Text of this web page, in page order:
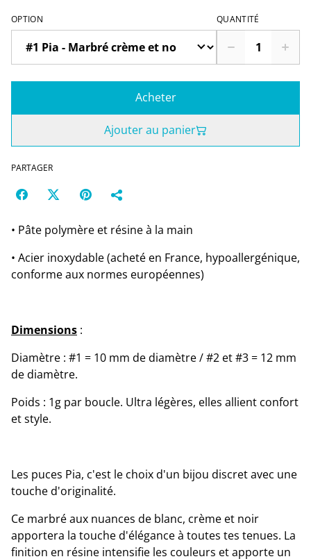
OPTION QUANTITÉ
Acheter
Ajouter au panier
PARTAGER
• Pâte polymère et résine à la main
• Acier inoxydable (acheté en France, hypoallergénique,
conforme aux normes européennes)
Dimensions :
Diamètre : #1 = 10 mm de diamètre / #2 et #3 = 12 mm
de diamètre.
Poids : 1g par boucle. Ultra légères, elles allient confort
et style.
Les puces Pia, c'est le choix d'un bijou discret avec une
touche d'originalité.
Ce marbré aux nuances de blanc, crème et noir
apportera la touche d'élégance à toutes tes tenues. La
finition en résine intensifie les couleurs et apporte un